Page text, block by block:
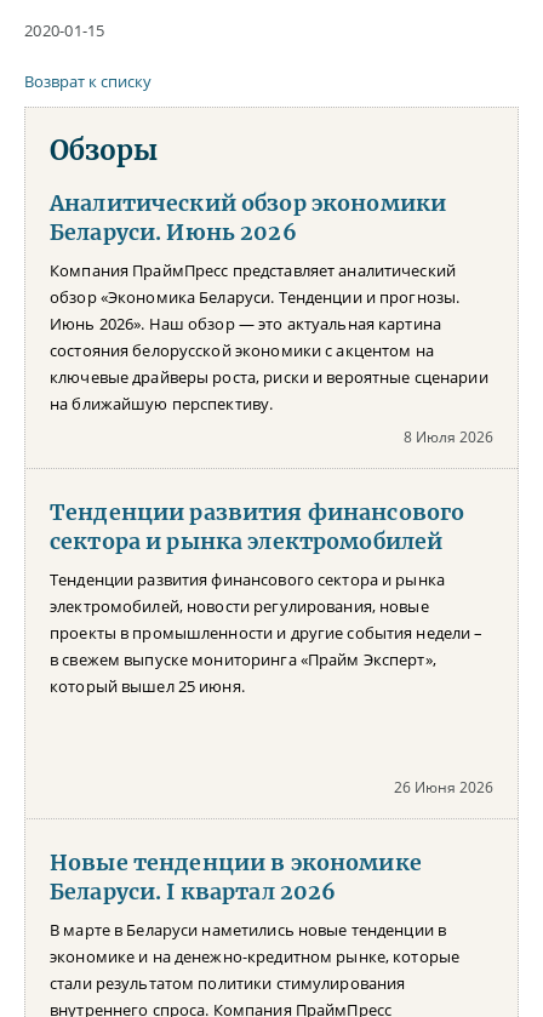
2020-01-15
Возврат к списку
Обзоры
Аналитический обзор экономики
Беларуси. Июнь 2026
Компания ПраймПресс представляет аналитический
обзор «Экономика Беларуси. Тенденции и прогнозы.
Июнь 2026». Наш обзор — это актуальная картина
состояния белорусской экономики с акцентом на
ключевые драйверы роста, риски и вероятные сценарии
на ближайшую перспективу.
8 Июля 2026
Тенденции развития финансового
сектора и рынка электромобилей
Тенденции развития финансового сектора и рынка
электромобилей, новости регулирования, новые
проекты в промышленности и другие события недели –
в свежем выпуске мониторинга «Прайм Эксперт»,
который вышел 25 июня.
26 Июня 2026
Новые тенденции в экономике
Беларуси. I квартал 2026
В марте в Беларуси наметились новые тенденции в
экономике и на денежно-кредитном рынке, которые
стали результатом политики стимулирования
внутреннего спроса. Компания ПраймПресс